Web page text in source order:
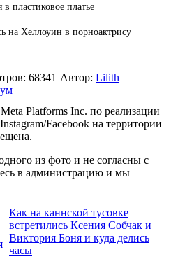
в пластиковое платье
на Хеллоуин в порноактрису
68341 Автор: Lilith
Platforms Inc. по реализации
Facebook на территории
из фото и не согласны с
в администрацию и мы
Как на каннской тусовке
встретились Ксения Собчак и
Виктория Боня и куда делись
часы